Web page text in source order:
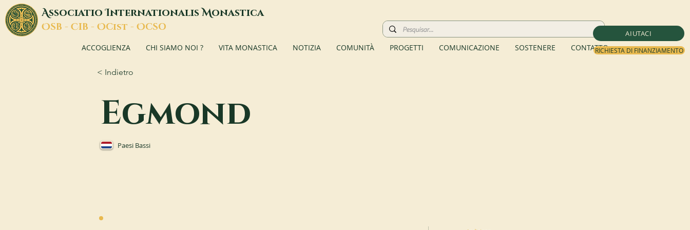
AIUTACI
RICHIESTA DI FINANZIAMENTO
AssociatioInternationalisMonastica
OSB - CIB - OCist - OCSO
ACCOGLIENZA CHI SIAMO NOI ? VITA MONASTICA NOTIZIA COMUNITÀ PROGETTI COMUNICAZIONE SOSTENERE CONTATTO
< Indietro
Egmond
Paesi Bassi